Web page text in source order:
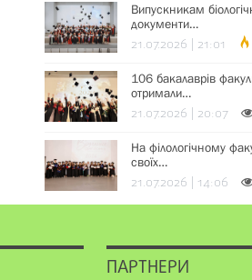
Випускникам
документи…
21.07.2026 | 21:01
106 бакалаврів
отримали…
21.07.2026 | 20:07
На філологічному
своїх…
21.07.2026 | 14:06
ПАРТНЕРИ